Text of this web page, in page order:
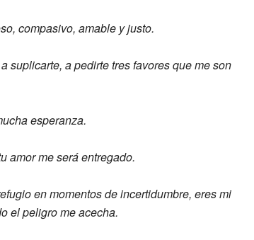
compasivo, amable y justo.
suplicarte, a pedirte tresfavores que me son
esperanza.
amor meserá entregado.
en momentos deincertidumbre, eres mi
el peligro meacecha.